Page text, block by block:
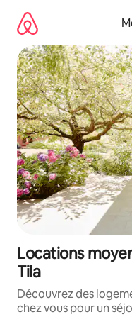
directement
contenu
Locations
Tila
Découvrez des
chez vous pour un